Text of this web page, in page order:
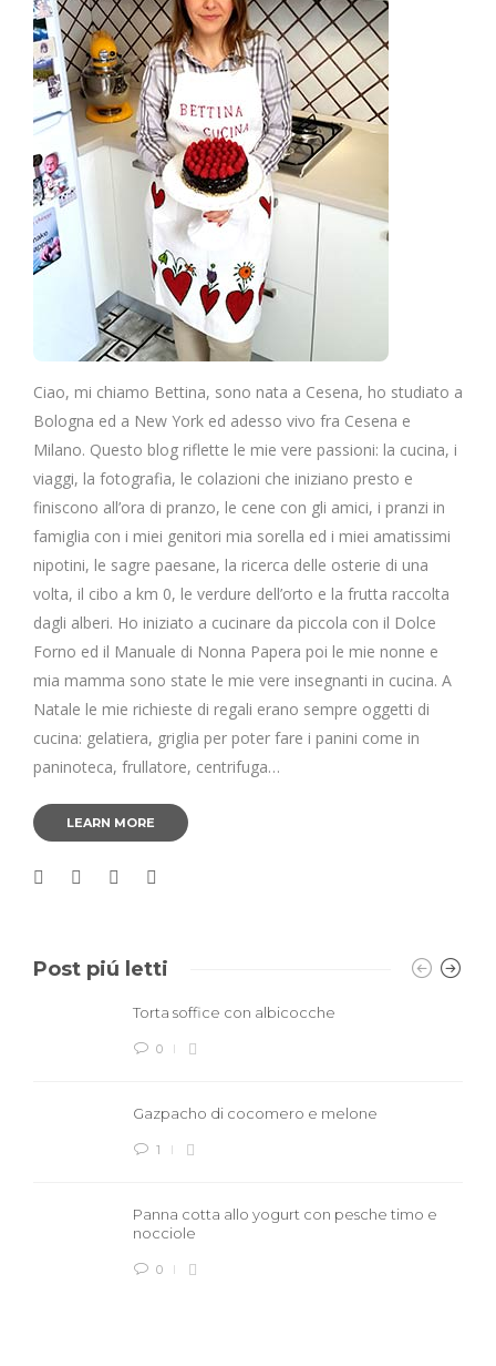
Ciao, mi chiamo Bettina, sono nata a Cesena, ho studiato a
Bologna ed a New York ed adesso vivo fra Cesena e
Milano. Questo blog riflette le mie vere passioni: la cucina, i
viaggi, la fotografia, le colazioni che iniziano presto e
finiscono all’ora di pranzo, le cene con gli amici, i pranzi in
famiglia con i miei genitori mia sorella ed i miei amatissimi
nipotini, le sagre paesane, la ricerca delle osterie di una
volta, il cibo a km 0, le verdure dell’orto e la frutta raccolta
dagli alberi. Ho iniziato a cucinare da piccola con il Dolce
Forno ed il Manuale di Nonna Papera poi le mie nonne e
mia mamma sono state le mie vere insegnanti in cucina. A
Natale le mie richieste di regali erano sempre oggetti di
cucina: gelatiera, griglia per poter fare i panini come in
paninoteca, frullatore, centrifuga…
LEARN MORE
Post piú letti
Torta soffice con albicocche
0
Gazpacho di cocomero e melone
1
Panna cotta allo yogurt con pesche timo e
nocciole
0